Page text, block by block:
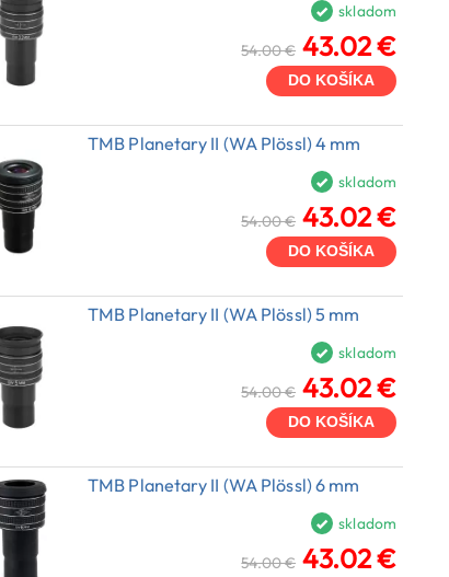
skladom
54.00 € 43.02 €
DO KOŠÍKA
TMB Planetary II (WA Plössl) 4 mm
skladom
54.00 € 43.02 €
DO KOŠÍKA
TMB Planetary II (WA Plössl) 5 mm
skladom
54.00 € 43.02 €
DO KOŠÍKA
TMB Planetary II (WA Plössl) 6 mm
skladom
54.00 € 43.02 €